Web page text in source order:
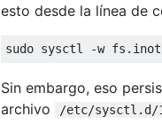
esto desde la línea de
sudo sysctl -w
Sin embargo, eso
archivo
/etc/sysctl.d/